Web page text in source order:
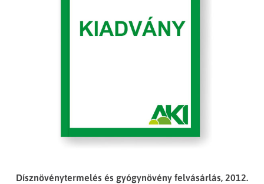
Dísznövénytermelés és gyógynövény felvásárlás, 2012.